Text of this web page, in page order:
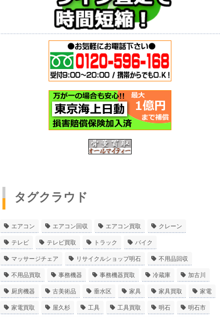
タグクラウド
エアコン エアコン回収 エアコン買取 クレーン
テレビ テレビ買取 トラック バイク
マッサージチェア リサイクルショップ明石 不用品回収
不用品買取 事務機器 事務機器買取 冷蔵庫 加古川
厨房機器 古美術品 垂水区 家具 家具買取 家電
家電買取 屋久杉 工具 工具買取 明石 明石市